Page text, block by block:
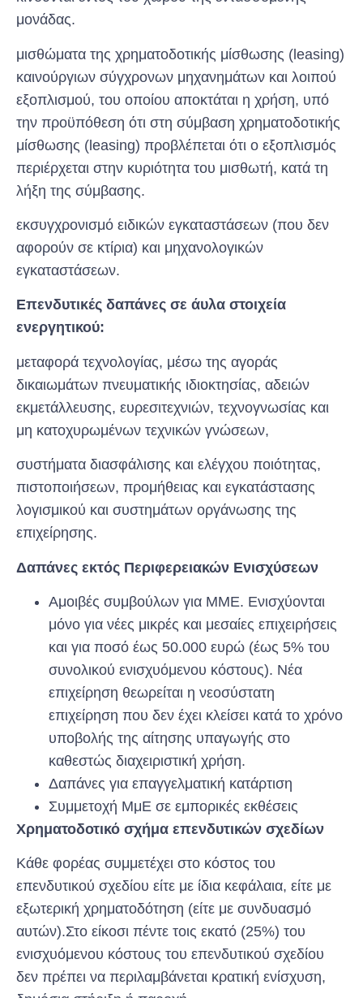
μονάδας.
μισθώματα της χρηματοδοτικής μίσθωσης (leasing)
καινούργιων σύγχρονων μηχανημάτων και λοιπού
εξοπλισμού, του οποίου αποκτάται η χρήση, υπό
την προϋπόθεση ότι στη σύμβαση χρηματοδοτικής
μίσθωσης (leasing) προβλέπεται ότι ο εξοπλισμός
περιέρχεται στην κυριότητα του μισθωτή, κατά τη
λήξη της σύμβασης.
εκσυγχρονισμό ειδικών εγκαταστάσεων (που δεν
αφορούν σε κτίρια) και μηχανολογικών
εγκαταστάσεων.
Επενδυτικές δαπάνες σε άυλα στοιχεία
ενεργητικού:
μεταφορά τεχνολογίας, μέσω της αγοράς
δικαιωμάτων πνευματικής ιδιοκτησίας, αδειών
εκμετάλλευσης, ευρεσιτεχνιών, τεχνογνωσίας και
μη κατοχυρωμένων τεχνικών γνώσεων,
συστήματα διασφάλισης και ελέγχου ποιότητας,
πιστοποιήσεων, προμήθειας και εγκατάστασης
λογισμικού και συστημάτων οργάνωσης της
επιχείρησης.
Δαπάνες εκτός Περιφερειακών Ενισχύσεων
Αμοιβές συμβούλων για ΜΜΕ. Ενισχύονται
μόνο για νέες μικρές και μεσαίες επιχειρήσεις
και για ποσό έως 50.000 ευρώ (έως 5% του
συνολικού ενισχυόμενου κόστους). Νέα
επιχείρηση θεωρείται η νεοσύστατη
επιχείρηση που δεν έχει κλείσει κατά το χρόνο
υποβολής της αίτησης υπαγωγής στο
καθεστώς διαχειριστική χρήση.
Δαπάνες για επαγγελματική κατάρτιση
Συμμετοχή ΜμΕ σε εμπορικές εκθέσεις
Χρηματοδοτικό σχήμα επενδυτικών σχεδίων
Κάθε φορέας συμμετέχει στο κόστος του
επενδυτικού σχεδίου είτε με ίδια κεφάλαια, είτε με
εξωτερική χρηματοδότηση (είτε με συνδυασμό
αυτών).Στο είκοσι πέντε τοις εκατό (25%) του
ενισχυόμενου κόστους του επενδυτικού σχεδίου
δεν πρέπει να περιλαμβάνεται κρατική ενίσχυση,